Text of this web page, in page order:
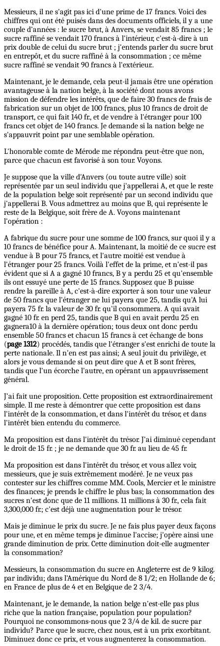
Messieurs, il ne s'agit pas ici d'une prime de 17 francs. Voici des
chiffres qui ont été puisés dans des documents officiels, il y a une
couple d'années : le sucre brut, à Anvers, se vendait 85 francs ; le
sucre raffiné se vendait 170 francs à l'intérieur, c'est-à-dire à un
prix double de celui du sucre brut ; j'entends parler du sucre brut
en entrepôt, et du sucre raffiné à la consommation ; ce même
sucre raffiné se vendait 90 francs à l'extérieur..
Maintenant, je le demande, cela peut-il jamais être une opération
avantageuse à la nation belge, à la société dont nous avons
mission de défendre les intérêts, que de faire 30 francs de frais de
fabrication sur un objet de 100 francs, plus 10 francs de droit de
transport, ce qui fait 140 fr., et de vendre à l'étranger pour 100
francs cet objet de 140 francs. Je demande si la nation belge ne
s'appauvrit point par une semblable opération.
L'honorable comte de Mérode me répondra peut-être que non,
parce que chacun est favorisé à son tour. Voyons.
Je suppose que la ville d'Anvers (ou toute autre ville) soit
représentée par un seul individu que j'appellerai A, et que le reste
de la population belge soit représenté par un second individu que
j'appellerai B. Vous admettrez au moins que B, qui représente le
reste de la Belgique, soit frère de A. Voyons maintenant
l'opération :
A fabrique du sucre pour une somme de 100 francs, sur quoi il y a
10 francs de bénéfice pour A. Maintenant, la moitié de ce sucre est
vendue à B pour 75 francs, et l'autre moitié est vendue à
l'étranger pour 25 francs. Voilà l'effet de la prime, et n'est-il pas
évident que si A a gagné 10 francs, B y a perdu 25 et qu'ensemble
ils ont essuyé une perte de 15 francs. Supposez que B puisse
rendre la pareille à A, c'est-à-dire exporter à son tour une valeur
de 50 francs que l'étranger ne lui payera que 25, tandis qu'A lui
payera 75 fr. la valeur de 30 fr. qu'il consommera. A qui avait
gagné 10 fr. en perd 25, tandis que B qui en avait perdu 25 en
gagnera10 à la dernière opération; tous deux ont donc perdu
ensemble 50 francs et chacun 15 francs à cet échange de bons
(page 1312) procédés, tandis que l'étranger s'est enrichi de toute la
perte nationale. Il n'en est pas ainsi; A seul jouit du privilège, et
alors je vous demande si on peut dire que A et B sont frères,
tandis que l'un écorche l'autre, en opérant un appauvrissement
général.
J'ai fait une proposition. Cette proposition est extraordinairement
simple. Il me reste à démontrer que cette proposition est dans
l'intérêt de la consommation, et dans l'intérêt du trésor, et dans
l'intérêt bien entendu du commerce.
Ma proposition est dans l'intérêt du trésor. J'ai diminué cependant
le droit de 15 fr. ; je ne demande que 30 fr. au lieu de 45 fr.
Ma proposition est dans l'intérêt du trésor, et vous allez voir,
messieurs, que je suis extrêmement modéré. Je ne veux pas
contester sur les chiffres comme MM. Cools, Mercier et le ministre
des finances; je prends le chiffre le plus bas; la consommation des
sucres n'est donc que de 11 millions. 11 millions à 30 fr., cela fait
3,300,000 fr.; c'est déjà une augmentation pour le trésor.
Mais je diminue le prix du sucre. Je ne fais plus payer deux façons
pour une, et en même temps je diminue l'accise; j'opère ainsi une
grande diminution de prix. Cette diminution doit-elle augmenter
la consommation?
Messieurs, la consommation du sucre en Angleterre est de 9 kilog.
par individu; dans l'Amérique du Nord de 8 1/2; en Hollande de 6;
en France de plus de 4 et en Belgique de 2 3/4.
Maintenant, je le demande, la nation belge n'est-elle pas plus
riche que la nation française, population pour population?
Pourquoi ne consommons-nous que 2 3/4 de kil. de sucre par
individu? Parce que le sucre, chez nous, est à un prix exorbitant.
Diminuez donc ce prix, et vous augmenterez la consommation.